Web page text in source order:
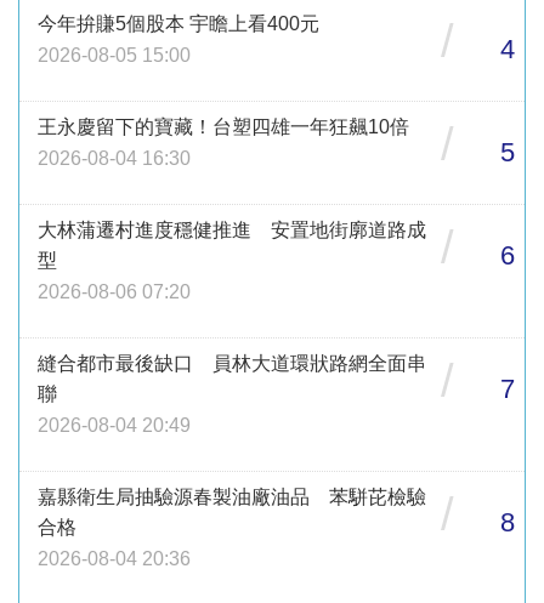
今年拚賺5個股本 宇瞻上看400元
2026-08-05 15:00
/ 4
王永慶留下的寶藏！台塑四雄一年狂飆10倍
2026-08-04 16:30
/ 5
大林蒲遷村進度穩健推進 安置地街廓道路成
型
2026-08-06 07:20
/ 6
縫合都市最後缺口 員林大道環狀路網全面串
聯
2026-08-04 20:49
/ 7
嘉縣衛生局抽驗源春製油廠油品 苯駢芘檢驗
合格
2026-08-04 20:36
/ 8